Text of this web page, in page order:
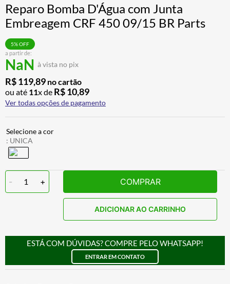
Reparo Bomba D'Água com Junta
Embreagem CRF 450 09/15 BR Parts
a partir de:
NaN à vista no pix
5% OFF
R$119,89 no cartão
ou até 11x de R$10,89
Ver todas opções de pagamento
: UNICA
- 1 + COMPRAR
ADICIONAR AO CARRINHO
ESTÁ COM DÚVIDAS? COMPRE PELO WHATSAPP!
ENTRAR EM CONTATO
5º LUVA
6º BAU
7º
8 º ALPINESTAR
9º AIROH
10º BOTAS